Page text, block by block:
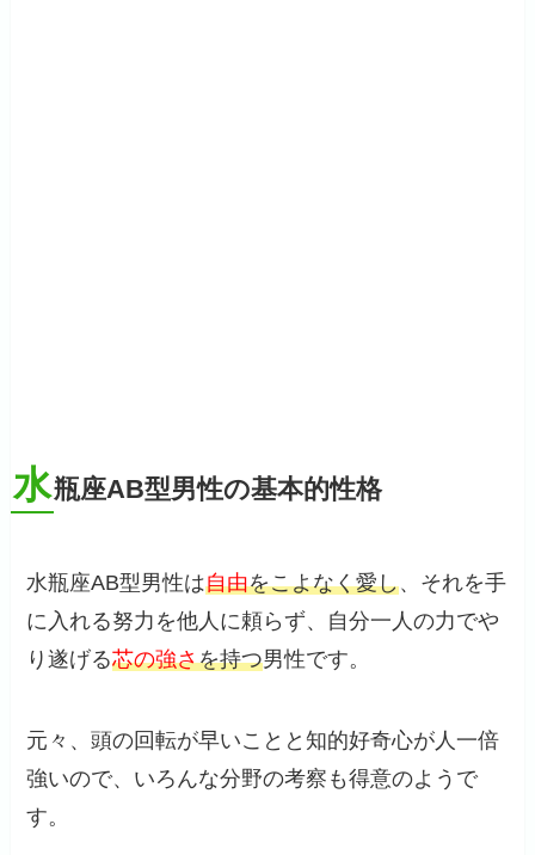
水瓶座AB型男性の基本的性格
水瓶座AB型男性は自由をこよなく愛し、それを手
に入れる努力を他人に頼らず、自分一人の力でや
り遂げる芯の強さを持つ男性です。
元々、頭の回転が早いことと知的好奇心が人一倍
強いので、いろんな分野の考察も得意のようで
す。